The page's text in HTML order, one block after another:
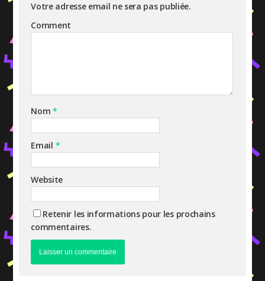
Votre adresse email ne sera pas publiée.
Comment
Nom*
Email *
Website
Retenir les informations pour les prochains
commentaires.